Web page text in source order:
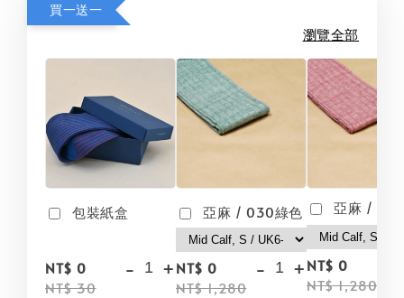
買一送一
瀏覽全部
包裝紙盒
NT$ 0
NT$ 30
- +
亞麻 / 030綠色
NT$ 0
NT$ 1,280
- +
亞麻 /
NT$ 0
NT$ 1,280